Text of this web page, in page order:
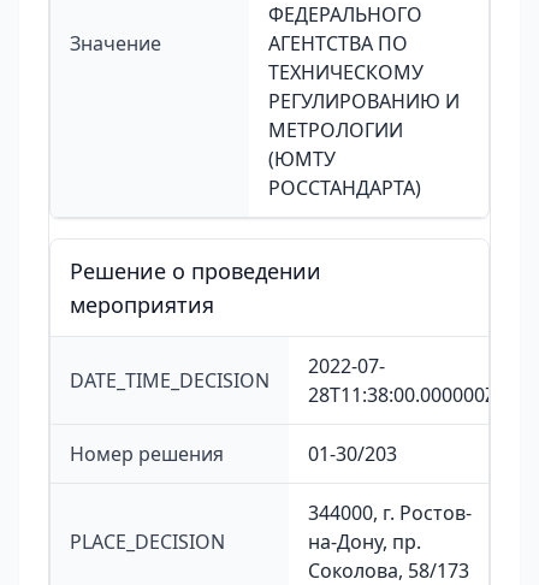
Значение
ФЕДЕРАЛЬНОГО
АГЕНТСТВА ПО
ТЕХНИЧЕСКОМУ
РЕГУЛИРОВАНИЮ И
МЕТРОЛОГИИ
(ЮМТУ
РОССТАНДАРТА)
Решение о проведении
мероприятия
DATE_TIME_DECISION
2022-07-
28T11:38:00.000000Z
Номер решения 01-30/203
PLACE_DECISION
344000, г. Ростов-
на-Дону, пр.
Соколова, 58/173